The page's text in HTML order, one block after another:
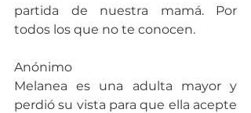
partida de nuestra mamá. Por
todos los que no te conocen.
Anónimo
Melanea es una adulta mayor y
perdió su vista para que ella acepte